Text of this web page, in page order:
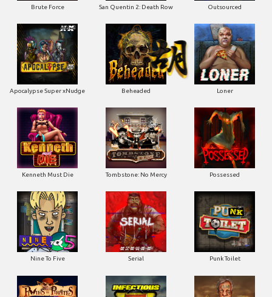
Brute Force San Quentin 2: Death Row Outsourced
Apocalypse Super xNudge Beheaded Loner
Kenneth Must Die Tombstone: No Mercy Possessed
Nine To Five Serial Punk Toilet